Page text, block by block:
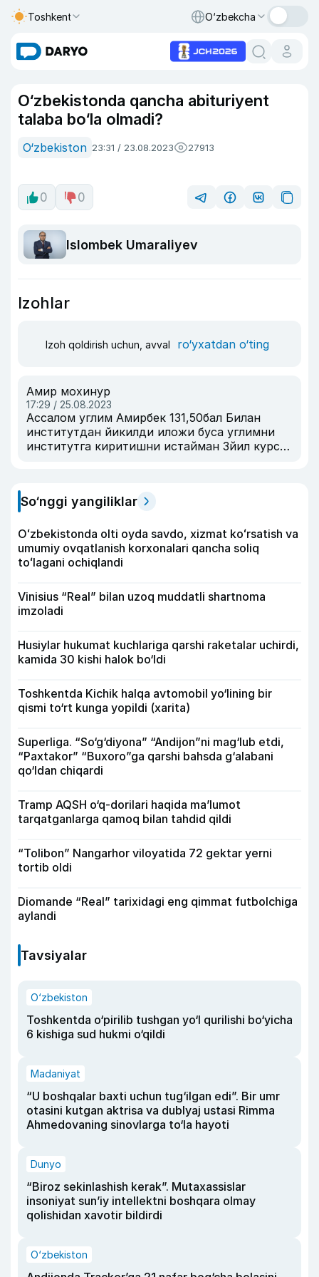
Toshkent O‘zbekcha
O‘zbekistonda qancha abituriyent
talaba bo‘la olmadi?
O‘zbekiston 23:31 / 23.08.2023 27913
0 0
Islombek Umaraliyev
Izohlar
Izoh qoldirish uchun, avval ro‘yxatdan o‘ting
Амир мохинур
17:29 / 25.08.2023
Ассалом углим Амирбек 131,50бал Билан
институтдан йикилди иложи буса углимни
институтга киритишни истайман 3йил курс
талаба бу́лди
So‘nggi yangiliklar
Oʻzbekistonda olti oyda savdo, xizmat koʻrsatish va
umumiy ovqatlanish korxonalari qancha soliq
toʻlagani ochiqlandi
Vinisius “Real” bilan uzoq muddatli shartnoma
imzoladi
Husiylar hukumat kuchlariga qarshi raketalar uchirdi,
kamida 30 kishi halok bo‘ldi
Toshkentda Kichik halqa avtomobil yo‘lining bir
qismi to‘rt kunga yopildi (xarita)
Superliga. “So‘g‘diyona” “Andijon”ni mag‘lub etdi,
“Paxtakor” “Buxoro”ga qarshi bahsda g‘alabani
qo‘ldan chiqardi
Tramp AQSH o‘q-dorilari haqida ma’lumot
tarqatganlarga qamoq bilan tahdid qildi
“Tolibon” Nangarhor viloyatida 72 gektar yerni
tortib oldi
Diomande “Real” tarixidagi eng qimmat futbolchiga
aylandi
Tavsiyalar
O‘zbekiston
Toshkentda o‘pirilib tushgan yo‘l qurilishi bo‘yicha
6 kishiga sud hukmi o‘qildi
Madaniyat
“U boshqalar baxti uchun tug‘ilgan edi”. Bir umr
otasini kutgan aktrisa va dublyaj ustasi Rimma
Ahmedovaning sinovlarga to‘la hayoti
Dunyo
“Biroz sekinlashish kerak”. Mutaxassislar
insoniyat sun’iy intellektni boshqara olmay
qolishidan xavotir bildirdi
O‘zbekiston